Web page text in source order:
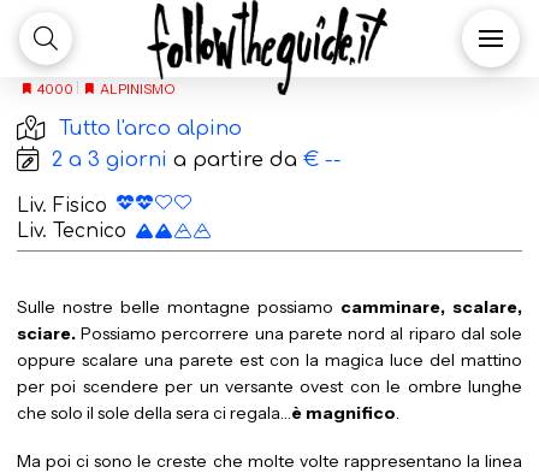
Le più belle creste
delle Alpi
4000 ALPINISMO
Tutto l'arco alpino
2 a 3 giornia partire da € --
Liv. Fisico
Liv. Tecnico
Sulle nostre belle montagne possiamo camminare, scalare,
sciare. Possiamo percorrere una parete nord al riparo dal sole
oppure scalare una parete est con la magica luce del mattino
per poi scendere per un versante ovest con le ombre lunghe
che solo il sole della sera ci regala… è magnifico
Ma poi ci sono le creste che molte volte rappresentano la linea